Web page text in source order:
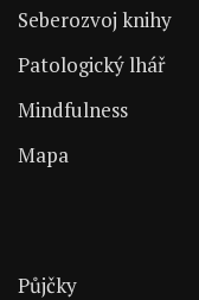
Seberozvoj knihy
Patologický lhář
Mindfulness
Mapa
Půjčky